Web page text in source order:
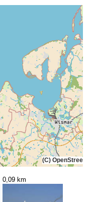
(C)
0,09 km